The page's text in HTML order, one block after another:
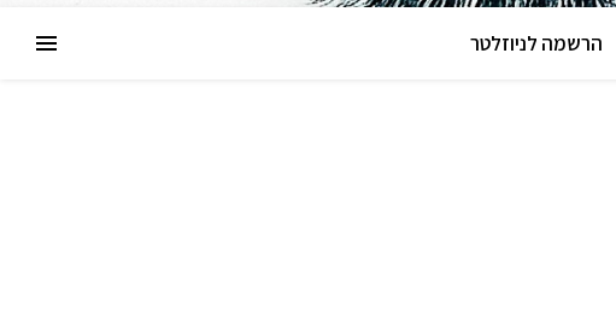
הרשמה לניוזלטר